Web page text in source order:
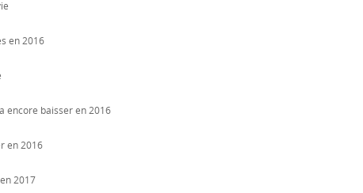
en 2016
encore baisser en 2016
en 2016
2017